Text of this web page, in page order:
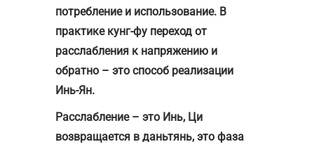
потребление и использование. В
практике кунг-фу переход от
расслабления к напряжению и
обратно – это способ реализации
Инь-Ян.
Расслабление – это Инь, Ци
возвращается в даньтянь, это фаза